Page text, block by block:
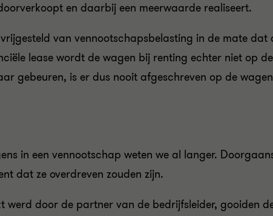
en daarbij een meerwaarde realiseert.
van vennootschapsbelasting in de mate
lease wordt de wagen bij renting echter niet op
gebeuren, is er dus nooit afgeschreven op de
in een vennootschap weten we al langer.
dat ze overdreven zouden zijn.
werd door de partner van de bedrijfsleider, gooiden